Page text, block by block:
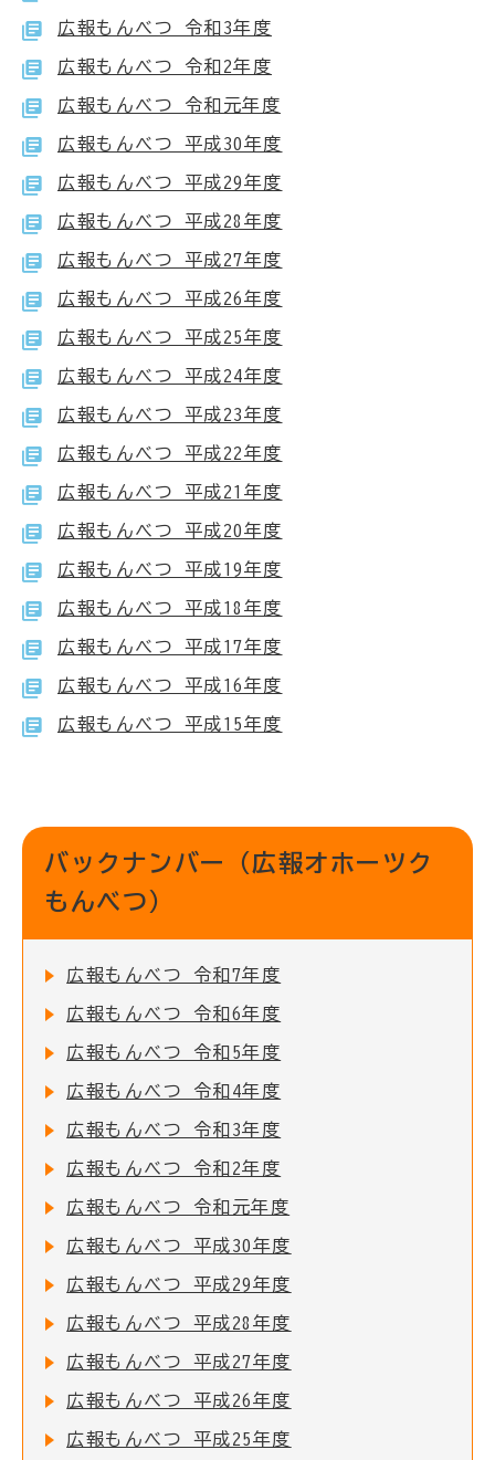
広報もんべつ 令和3年度
広報もんべつ 令和2年度
広報もんべつ 令和元年度
広報もんべつ 平成30年度
広報もんべつ 平成29年度
広報もんべつ 平成28年度
広報もんべつ 平成27年度
広報もんべつ 平成26年度
広報もんべつ 平成25年度
広報もんべつ 平成24年度
広報もんべつ 平成23年度
広報もんべつ 平成22年度
広報もんべつ 平成21年度
広報もんべつ 平成20年度
広報もんべつ 平成19年度
広報もんべつ 平成18年度
広報もんべつ 平成17年度
広報もんべつ 平成16年度
広報もんべつ 平成15年度
バックナンバー（広報オホーツク
もんべつ）
広報もんべつ 令和7年度
広報もんべつ 令和6年度
広報もんべつ 令和5年度
広報もんべつ 令和4年度
広報もんべつ 令和3年度
広報もんべつ 令和2年度
広報もんべつ 令和元年度
広報もんべつ 平成30年度
広報もんべつ 平成29年度
広報もんべつ 平成28年度
広報もんべつ 平成27年度
広報もんべつ 平成26年度
広報もんべつ 平成25年度